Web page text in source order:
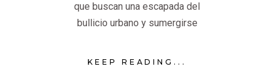
que buscan una escapada del
bullicio urbano y sumergirse
KEEP READING...